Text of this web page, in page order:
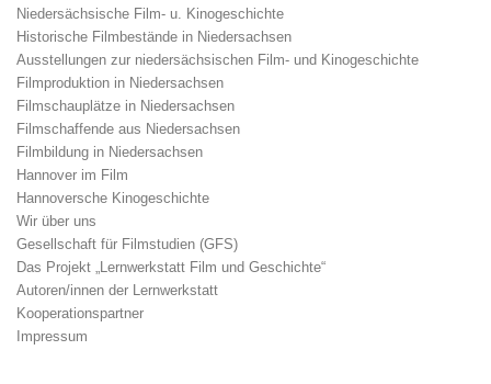
Niedersächsische Film- u. Kinogeschichte
Historische Filmbestände in Niedersachsen
Ausstellungen zur niedersächsischen Film- und Kinogeschichte
Filmproduktion in Niedersachsen
Filmschauplätze in Niedersachsen
Filmschaffende aus Niedersachsen
Filmbildung in Niedersachsen
Hannover im Film
Hannoversche Kinogeschichte
Wir über uns
Gesellschaft für Filmstudien (GFS)
Das Projekt „Lernwerkstatt Film und Geschichte“
Autoren/innen der Lernwerkstatt
Kooperationspartner
Impressum